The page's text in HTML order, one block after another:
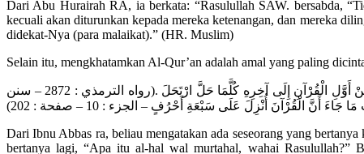
Dari Abu Hurairah RA, ia berkata: “Rasulullah SAW. bersabda,
kecuali akan diturunkan kepada mereka ketenangan, dan mereka
didekat-Nya (para malaikat).” (HR. Muslim)
Selain itu, mengkhatamkan Al-Qur’an adalah amal yang paling
عَنْ ابْنِ عَبَّاسٍ قَالَ : قَالَ رَجُلٌ يَا رَسُولَ اللَّهِ أَيُّ الْعَمَلِ أَحَبُّ إِلَى اللَّهِ؟ قَالَ : الْحَالُّ الْمُرْتَحِلُ – قَالَ : وَمَا الْحَالُّ الْمُرْتَحِلُ؟ قَالَ الَّذِي يَضْرِبُ مِنْ أَوَّلِ الْقُرْآنِ إِلَى آخِرِهِ كُلَّمَا حَلَّ ارْتَحَلَ .(رواه الترمذي : 2872 – سنن
جَاءَ أَنَّ الْقُرْآنَ أُنْزِلَ عَلَى سَبْعَةِ أَحْرُفٍ – الجزء : 10 – صفحة : 202)
Dari Ibnu Abbas ra, beliau mengatakan ada seseorang yang
bertanya lagi, “Apa itu al-hal wal murtahal, wahai Rasulullah?”